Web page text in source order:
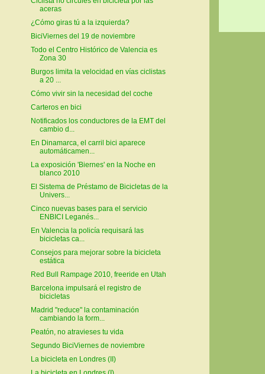
aceras
¿Cómo giras tú a la izquierda?
BiciViernes del 19 de noviembre
Todo el Centro Histórico de Valencia es
Zona 30
Burgos limita la velocidad en vías ciclistas
a 20 ...
Cómo vivir sin la necesidad del coche
Carteros en bici
Notificados los conductores de la EMT del
cambio d...
En Dinamarca, el carril bici aparece
automáticamen...
La exposición 'Biernes' en la Noche en
blanco 2010
El Sistema de Préstamo de Bicicletas de la
Univers...
Cinco nuevas bases para el servicio
ENBICI Leganés...
En Valencia la policía requisará las
bicicletas ca...
Consejos para mejorar sobre la bicicleta
estática
Red Bull Rampage 2010, freeride en Utah
Barcelona impulsará el registro de
bicicletas
Madrid "reduce" la contaminación
cambiando la form...
Peatón, no atravieses tu vida
Segundo BiciViernes de noviembre
La bicicleta en Londres (II)